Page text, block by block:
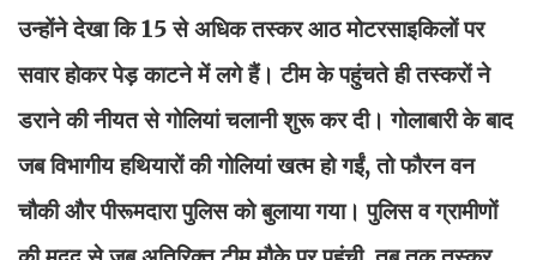
उन्होंने देखा कि 15 से अधिक तस्कर आठ मोटरसाइकिलों पर
सवार होकर पेड़ काटने में लगे हैं। टीम के पहुंचते ही तस्करों ने
डराने की नीयत से गोलियां चलानी शुरू कर दी। गोलाबारी के बाद
जब विभागीय हथियारों की गोलियां खत्म हो गईं, तो फौरन वन
चौकी और पीरूमदारा पुलिस को बुलाया गया। पुलिस व ग्रामीणों